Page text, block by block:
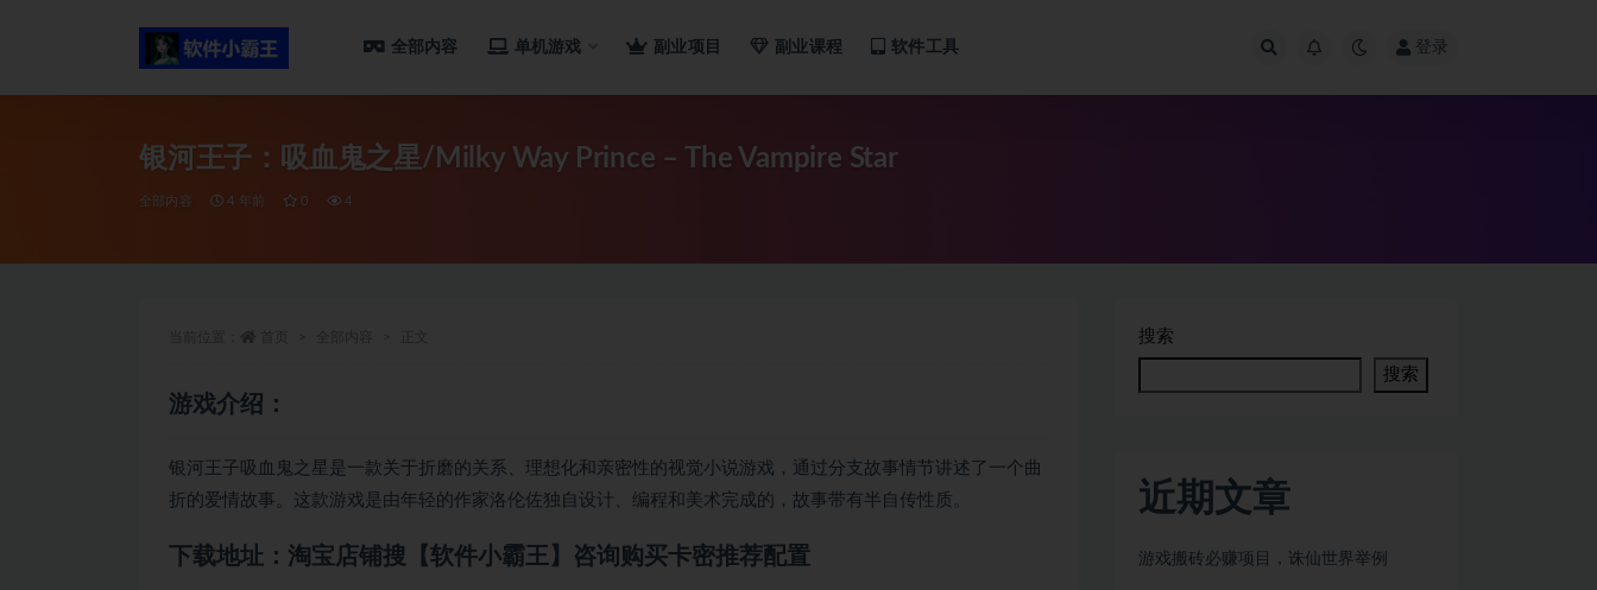
全部内容 单机游戏 副业项目 副业课程 软件工具 登录
银河王子：吸血鬼之星/Milky Way Prince – The Vampire Star
全部内容 4 年前 0 4
游戏介绍：
银河王子吸血鬼之星是一款关于折磨的关系、理想化和亲密性的视觉小说游戏，通过分支故事情节讲述了一个曲
折的爱情故事。这款游戏是由年轻的作家洛伦佐独自设计、编程和美术完成的，故事带有半自传性质。
下载地址：淘宝店铺搜【软件小霸王】咨询购买卡密推荐配置
搜索
搜索
近期文章
游戏搬砖必赚项目，诛仙世界举例